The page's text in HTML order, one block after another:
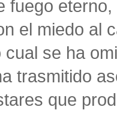
fuego
el miedo al
cual se ha
trasmitido
que